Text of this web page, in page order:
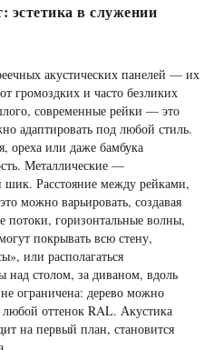
эстетика в служении
акустических панелей — их
громоздких и часто безликих
современные рейки — это
адаптировать под любой стиль.
ореха или даже бамбука
Металлические —
шик. Расстояние между рейками,
можно варьировать, создавая
потоки, горизонтальные волны,
покрывать всю стену,
или располагаться
над столом, за диваном, вдоль
ограничена: дерево можно
оттенок RAL. Акустика
на первый план, становится